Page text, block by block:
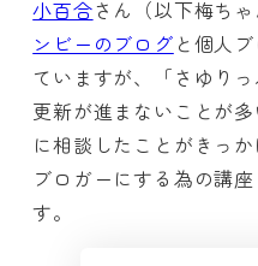
小百合さん（以下梅ちゃ
ンビーのブログ と個人
ていますが、「さゆり
更新が進まないことが
に相談したことがきっ
ブロガーにする為の講
す。